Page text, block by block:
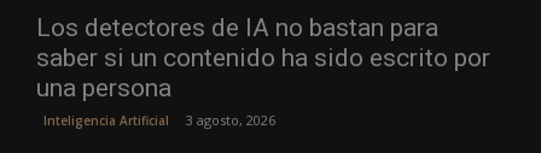
Los detectores de IA no bastan para
saber si un contenido ha sido escrito por
una persona
Inteligencia Artificial 3 agosto, 2026